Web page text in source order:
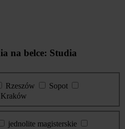
na belce: Studia
Rzeszów
Sopot
Kraków
jednolite magisterskie